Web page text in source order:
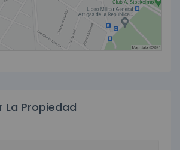
La Propiedad